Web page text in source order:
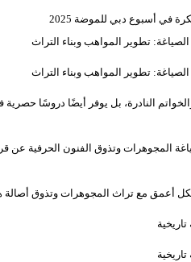
أسبوع دبي للموضة 2025
تطوير المواهب وبناء التراث
تطوير المواهب وبناء التراث
النادرة، بل يوفر أيضًا دروسًا
المجوهرات وتذوق الفنون الحرفية عن
أعمق مع تراث المجوهرات وتذوق أصالة